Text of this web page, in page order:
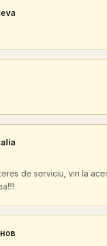
de serviciu, vin la